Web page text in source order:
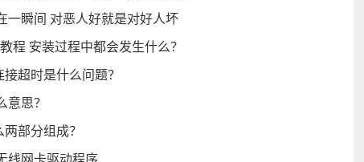
一瞬间 对恶人好就是对好人坏
程 安装过程中都会发生什么？
超时是什么问题？
思？
部分组成？